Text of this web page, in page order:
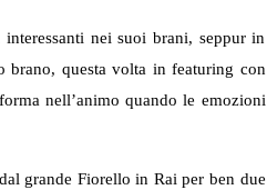
nei suoi brani, seppur in
brano, questa volta in featuring con
nell’animo quando le emozioni
grande Fiorello in Rai per ben due